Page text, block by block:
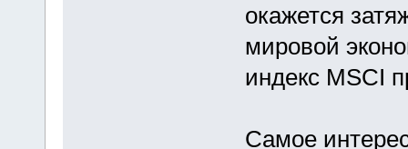
окажется
мировой
индекс MSCI
Самое